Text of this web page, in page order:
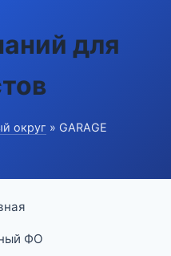
для
округ » GARAGE
ФО